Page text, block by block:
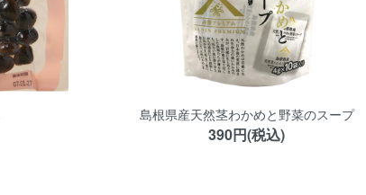
島根県産天然茎わかめと野菜のスープ
390円(税込)